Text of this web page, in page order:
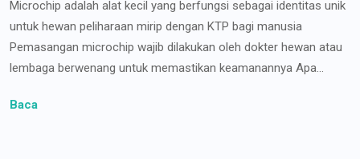
Microchip adalah alat kecil yang berfungsi sebagai identitas unik
untuk hewan peliharaan mirip dengan KTP bagi manusia
Pemasangan microchip wajib dilakukan oleh dokter hewan atau
lembaga berwenang untuk memastikan keamanannya Apa...
Baca